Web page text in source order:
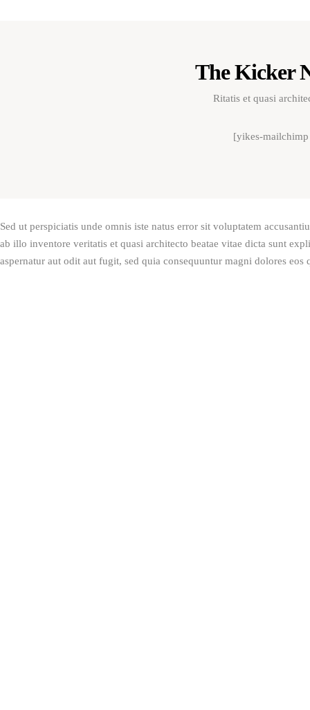
The Kicker
Ritatis et quasi
[yikes-
Sed ut perspiciatis unde omnis iste natus error sit voluptatem
ab illo inventore veritatis et quasi architecto beatae vitae dicta sunt
aspernatur aut odit aut fugit, sed quia consequuntur magni dolores